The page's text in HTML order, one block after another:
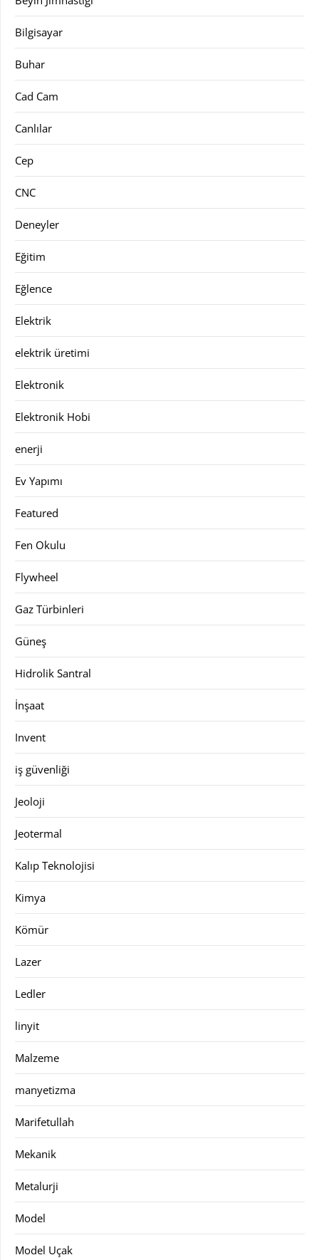
Bilgisayar
Buhar
Cad Cam
Canlılar
Cep
CNC
Deneyler
Eğitim
Eğlence
Elektrik
elektrik üretimi
Elektronik
Elektronik Hobi
enerji
Ev Yapımı
Featured
Fen Okulu
Flywheel
Gaz Türbinleri
Güneş
Hidrolik Santral
İnşaat
Invent
iş güvenliği
Jeoloji
Jeotermal
Kalıp Teknolojisi
Kimya
Kömür
Lazer
Ledler
linyit
Malzeme
manyetizma
Marifetullah
Mekanik
Metalurji
Model
Model Uçak